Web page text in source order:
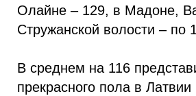
Олайне – 129, в Мадоне,
Стружанской волости – по
В среднем на 116
прекрасного пола в Латвии